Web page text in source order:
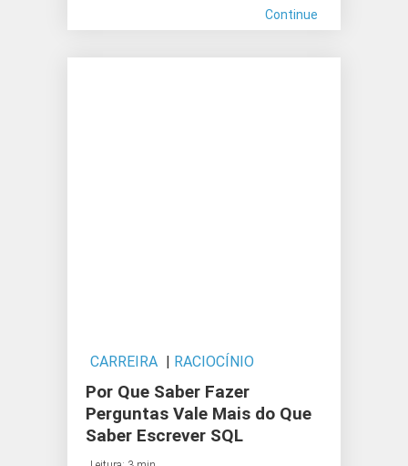
Continue
CARREIRA | RACIOCÍNIO
Por Que Saber Fazer
Perguntas Vale Mais do Que
Saber Escrever SQL